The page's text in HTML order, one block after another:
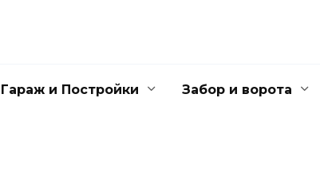
Гараж и Постройки Забор и ворота